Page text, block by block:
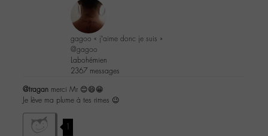
gagoo « j’aime donc je suis »
@gagoo
Labohémien
2367 messages
@tragan merci Mr 😊😄😁
Je lève ma plume à tes rimes 😉
1